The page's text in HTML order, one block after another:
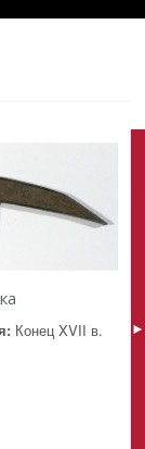
Конец XVII в. ►